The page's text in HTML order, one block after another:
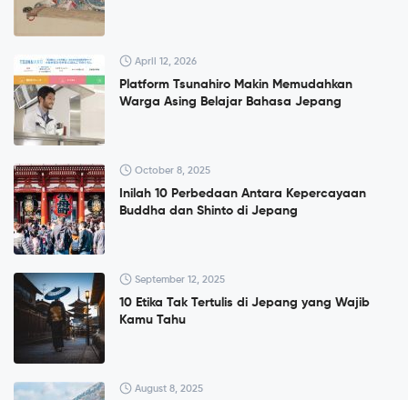
April 12, 2026
Platform Tsunahiro Makin Memudahkan
Warga Asing Belajar Bahasa Jepang
October 8, 2025
Inilah 10 Perbedaan Antara Kepercayaan
Buddha dan Shinto di Jepang
September 12, 2025
10 Etika Tak Tertulis di Jepang yang Wajib
Kamu Tahu
August 8, 2025